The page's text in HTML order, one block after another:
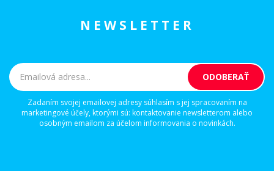
NEWSLETTER
Zadaním svojej emailovej adresy súhlasím s jej spracovaním na
marketingové účely, ktorými sú: kontaktovanie newsletterom alebo
osobným emailom za účelom informovania o novinkách.